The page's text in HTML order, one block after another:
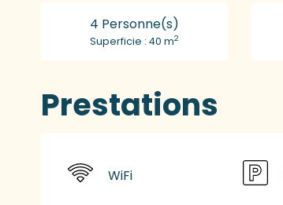
4 Personne(s)
Superficie : 40 m2
Prestations
WiFi